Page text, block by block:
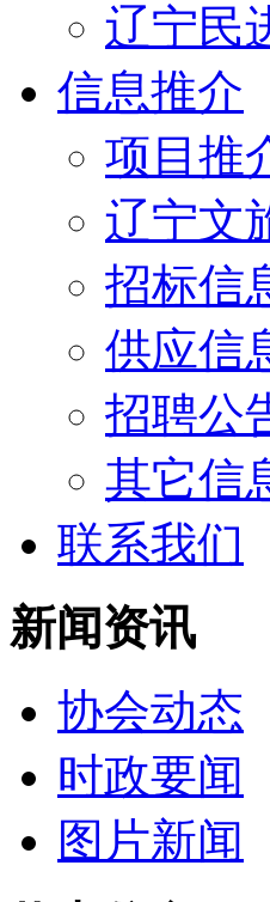
辽宁民
信息推介
项目推
辽宁文
招标信
供应信
招聘公
其它信
联系我们
新闻资讯
协会动态
时政要闻
图片新闻